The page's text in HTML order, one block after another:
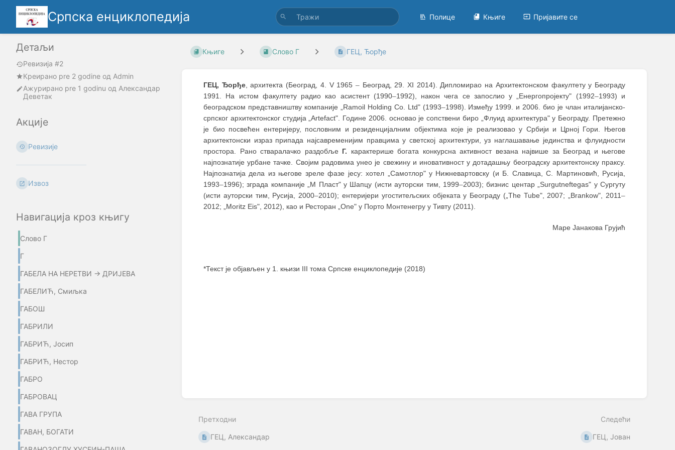
Српска енциклопедија Полице Књиге Пријавите се
Детаљи
Ревизија #2
Креирано pre 2 godine oд Admin
Ажурирано pre 1 godinu од Александар
Деветак
Акције
Ревизије
Извоз
Навигација кроз књигу
Слово Г
Г
ГАБЕЛА НА НЕРЕТВИ → ДРИЈЕВА
ГАБЕЛИЋ, Смиљка
ГАБОШ
ГАБРИЛИ
ГАБРИЋ, Јосип
ГАБРИЋ, Нестор
ГАБРО
ГАБРОВАЦ
ГАВА ГРУПА
ГАВАН, БОГАТИ
Књиге Слово Г ГЕЦ, Ђорђе
ГЕЦ, Ђорђе, архитекта (Београд, 4. V 1965 –Београд, 29. XI 2014). Дипломирао на Архитектонском факултету у Београду
1991. На истом факултету радио као асистент (1990–1992), након чега се запослио у „Енергопројекту" (1992–1993) и
београдском представништву компаније „Ramoil Holding Co. Ltd" (1993–1998). Између 1999. и 2006. био је члан италијанско-
српског архитектонског студија „Artefact". Године 2006. основао је сопствени биро „Флуид архитектура" у Београду. Претежно
је био посвећен ентеријеру, пословним и резиденцијалним објектима које је реализовао у Србији и Црној Гори. Његов
архитектонски израз припада најсавременијим правцима у светској архитектури, уз наглашавање јединства и флуидности
простора. Рано стваралачко раздобље Г. карактерише богата конкурсна активност везана највише за Београд и његове
најпознатије урбане тачке. Својим радовима унео је свежину и иновативност у дотадашњу београдску архитектонску праксу.
Најпознатија дела из његове зреле фазе јесу: хотел „Самотлор" у Нижневартовску (и Б. Славица, С. Мартиновић, Русија,
1993–1996); зграда компаније „М Пласт" у Шапцу (исти ауторски тим, 1999–2003); бизнис центар „Surgutneftegas" у Сургуту
(исти ауторски тим, Русија, 2000–2010); ентеријери угоститељских објеката у Београду („The Tube", 2007; „Brankow", 2011–
2012; „Moritz Eis", 2012), као и Ресторан „One" у Порто Монтенегру у Тивту (2011).
Маре Јанакова Грујић
*Текст је објављен у 1. књизи III тома Српске енциклопедије (2018)
Претходни
ГЕЦ, Александар
Следећи
ГЕЦ, Јован